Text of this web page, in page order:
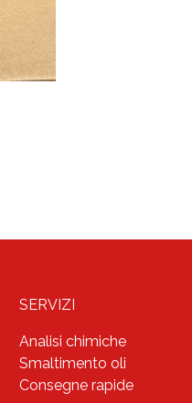
SERVIZI
Analisi chimiche
Smaltimento oli
Consegne rapide